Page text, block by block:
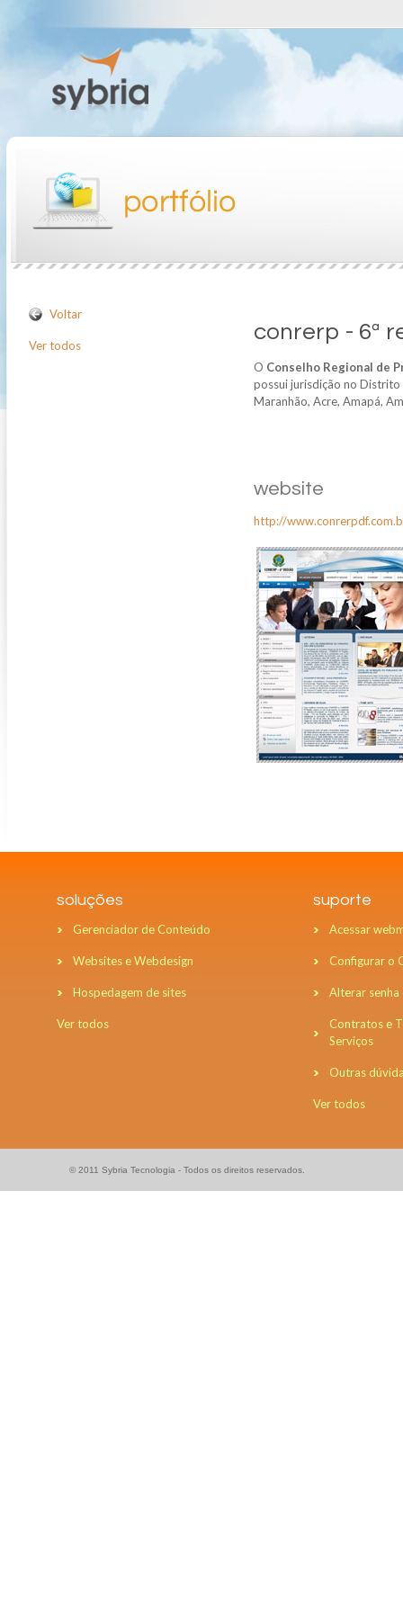
Voltar
Ver todos
conrerp - 6ª
O Conselho Regional de
possui jurisdição no Distrito
Maranhão, Acre, Amapá,
website
http://
soluções
Gerenciador de Conteúdo
Websites e Webdesign
Hospedagem de sites
Ver todos
suporte
Acessar
Configurar o
Alterar senha
Contratos e
Serviços
Outras
Ver todos
© 2011 Sybria Tecnologia - Todos os direitos reservados.